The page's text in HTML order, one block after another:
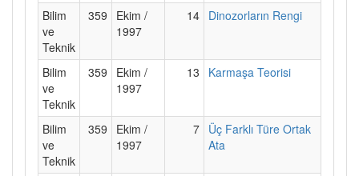
Bilim
ve
Teknik
359
Ekim /
1997
14 Dinozorların Rengi
Bilim
ve
Teknik
359
Ekim /
1997
13 Karmaşa Teorisi
Bilim
ve
Teknik
359
Ekim /
1997
7 Üç Farklı Türe Ortak
Ata